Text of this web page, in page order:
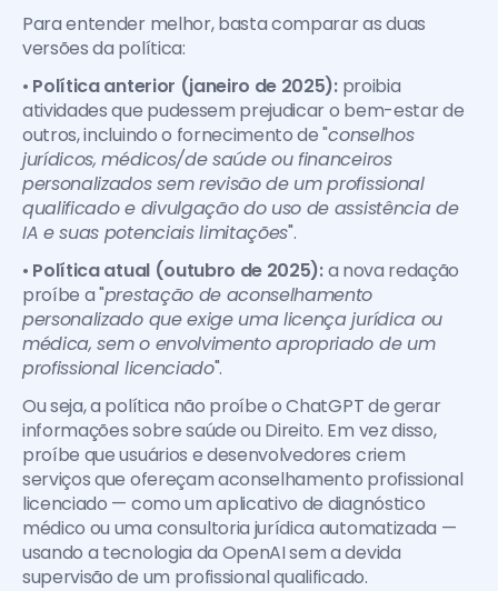
Para entender melhor, basta comparar as duas
versões da política:
• Política anterior (janeiro de 2025): proibia
atividades que pudessem prejudicar o bem-estar de
outros, incluindo o fornecimento de "conselhos
jurídicos, médicos/de saúde ou financeiros
personalizados sem revisão de um profissional
qualificado e divulgação do uso de assistência de
IA e suas potenciais limitações".
• Política atual (outubro de 2025): a nova redação
proíbe a "prestação de aconselhamento
personalizado que exige uma licença jurídica ou
médica, sem o envolvimento apropriado de um
profissional licenciado".
Ou seja, a política não proíbe o ChatGPT de gerar
informações sobre saúde ou Direito. Em vez disso,
proíbe que usuários e desenvolvedores criem
serviços que ofereçam aconselhamento profissional
licenciado — como um aplicativo de diagnóstico
médico ou uma consultoria jurídica automatizada —
usando a tecnologia da OpenAI sem a devida
supervisão de um profissional qualificado.